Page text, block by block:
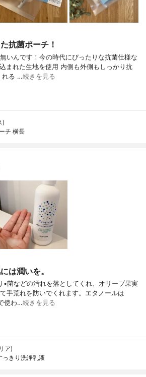
抗菌ポーチ！
いんです！今の時代にぴったりな抗菌仕様な
まれた生地を使用 内側も外側もしっかり抗
れる …続きを見る
)
チ 横長
は潤いを。
•菌などの汚れを落としてくれ、オリーブ果実
手荒れを防いでくれます。エタノールは
使わ…続きを見る
ア)
っきり洗浄乳液